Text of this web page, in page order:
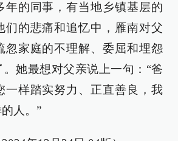
年的同事，有当地乡镇基层的
们的悲痛和追忆中，雁南对父
忽家庭的不理解、委屈和埋怨
她最想对父亲说上一句：“爸
一样踏实努力、正直善良，我
人。”